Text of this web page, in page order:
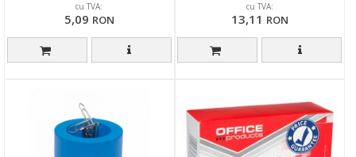
cu TVA:
5,09 RON
cu TVA:
13,11 RON